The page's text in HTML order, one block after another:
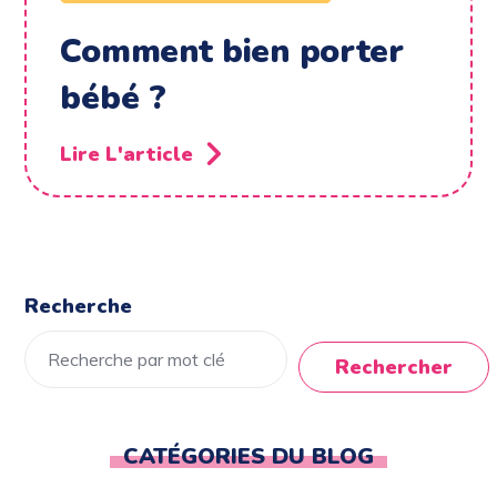
Comment bien porter
bébé ?
Lire L'article
Recherche
Rechercher
CATÉGORIES DU BLOG